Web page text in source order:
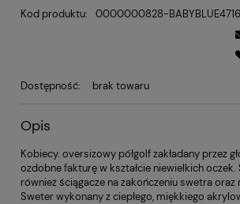
Kod produktu:
0000000828-BABYBLUE4716
Dostępność: brak towaru
Opis
Kobiecy. oversizowy półgolf zakładany przez
ozdobne fakturę w kształcie niewielkich
również ściągacze na zakończeniu swetra oraz
Sweter wykonany z ciepłego, miękkiego